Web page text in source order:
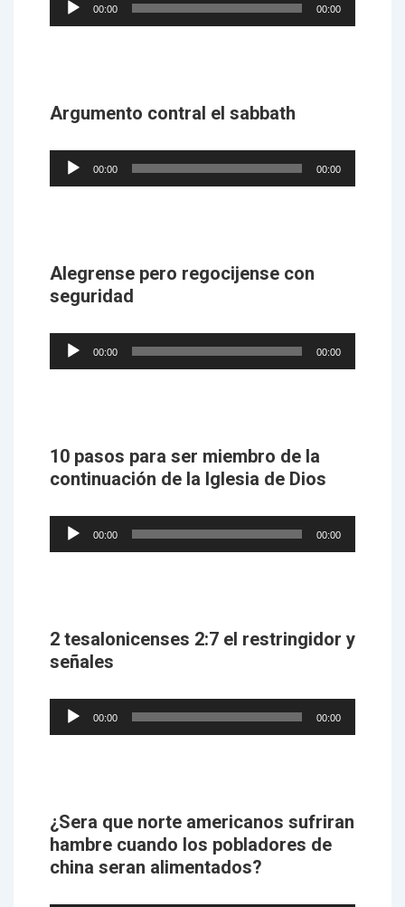
Player
00:00 00:00
Argumento contral el sabbath
Audio
Player
00:00 00:00
Alegrense pero regocijense con
seguridad
Audio
Player
00:00 00:00
10 pasos para ser miembro de la
continuación de la Iglesia de Dios
Audio
Player
00:00 00:00
2 tesalonicenses 2:7 el restringidor y
señales
Audio
Player
00:00 00:00
¿Sera que norte americanos sufriran
hambre cuando los pobladores de
china seran alimentados?